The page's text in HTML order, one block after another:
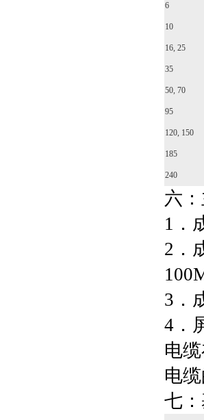
6
10
16, 25
35
50, 70
95
120, 150
185
240
六
1．
2．
3．
4．
电
电
七